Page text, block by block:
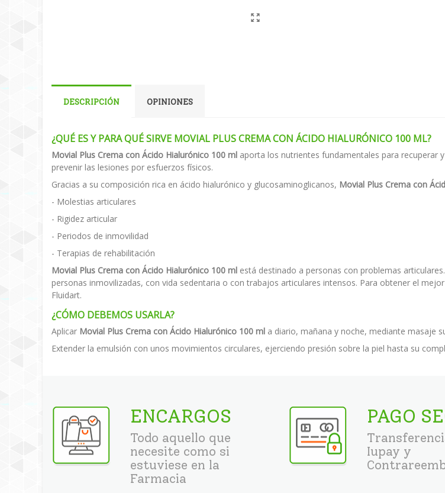
DESCRIPCIÓN OPINIONES
¿QUÉ ES Y PARA QUÉ SIRVE MOVIAL PLUS CREMA CON ÁCIDO HIALURÓNICO 100 ML?
Movial Plus Crema con Ácido Hialurónico 100 ml aporta los nutrientes fundamentales para recuperar
prevenir las lesiones por esfuerzos físicos.
Gracias a su composición rica en ácido hialurónico y glucosaminoglicanos, Movial Plus Crema con
- Molestias articulares
- Rigidez articular
- Periodos de inmovilidad
- Terapias de rehabilitación
Movial Plus Crema con Ácido Hialurónico 100 ml está destinado a personas con problemas
personas inmovilizadas, con vida sedentaria o con trabajos articulares intensos. Para obtener el
Fluidart.
¿CÓMO DEBEMOS USARLA?
Aplicar Movial Plus Crema con Ácido Hialurónico 100 ml a diario, mañana y noche, mediante masaje
Extender la emulsión con unos movimientos circulares, ejerciendo presión sobre la piel hasta su
ENCARGOS
Todo aquello que
necesite como si
estuviese en la
Farmacia
PAGO
Iupay y